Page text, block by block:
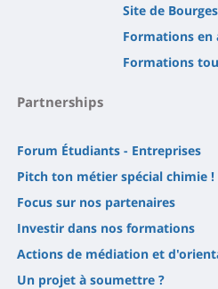
Site de Bourges
Formations en
Formations
Partnerships
Forum Étudiants - Entreprises
Pitch ton métier spécial chimie !
Focus sur nos partenaires
Investir dans nos formations
Actions de médiation et
Un projet à soumettre ?